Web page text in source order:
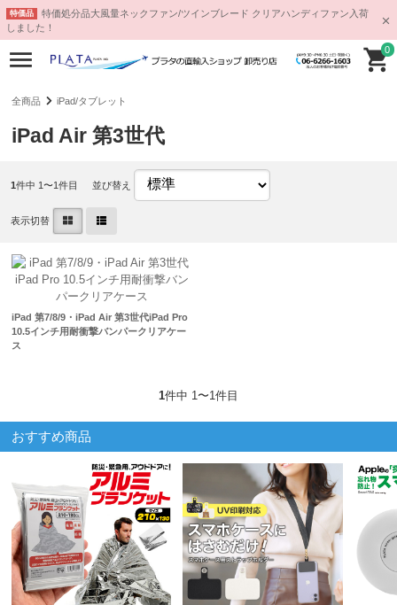
特価品
特価処分品大風量ネックファン/ツインブレード クリアハンディファン入荷
しました！
0
全商品 iPad/タブレット
iPad Air 第3世代
1件中 1〜1件目 並び替え
表示切替
iPad 第7/8/9・iPad Air 第3世代iPad Pro
10.5インチ用耐衝撃バンパークリアケー
ス
1件中 1〜1件目
おすすめ商品